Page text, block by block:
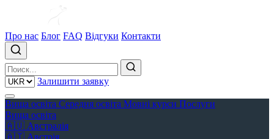
Про нас Блог FAQ Відгуки Контакти
Залишити заявку
Вища освіта Середня освіта Мовні курси Послуги
Вища освіта
🇦🇺 Австралія
🇦🇹 Австрія